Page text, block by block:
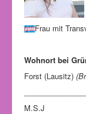
Frau mit
Wohnort bei
Forst (Lausitz)
M.S.J